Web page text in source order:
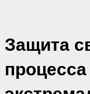
Защита